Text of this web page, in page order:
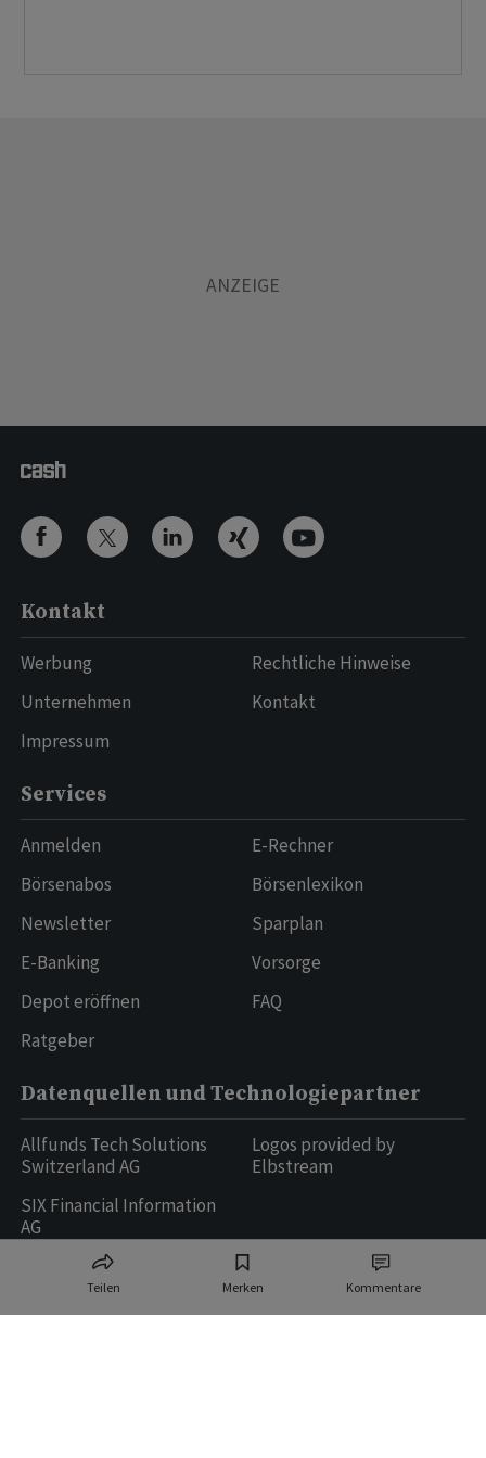
Teilen Merken Kommentare
Kontakt
Werbung
Unternehmen
Impressum
Rechtliche Hinweise
Kontakt
Services
Anmelden
Börsenabos
Newsletter
E-Banking
Depot eröffnen
Ratgeber
E-Rechner
Börsenlexikon
Sparplan
Vorsorge
FAQ
Datenquellen und Technologiepartner
Allfunds Tech Solutions
Switzerland AG
SIX Financial Information
AG
Logos provided by
Elbstream